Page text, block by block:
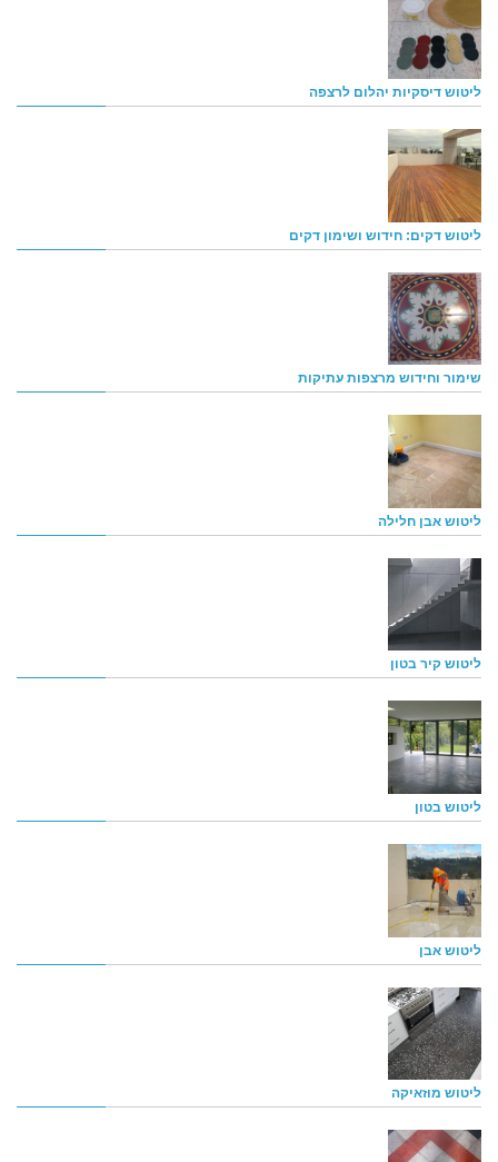
ליטוש דיסקיות יהלום לרצפה
ליטוש דקים: חידוש ושימון דקים
שימור וחידוש מרצפות עתיקות
ליטוש אבן חלילה
ליטוש קיר בטון
ליטוש בטון
ליטוש אבן
ליטוש מוזאיקה